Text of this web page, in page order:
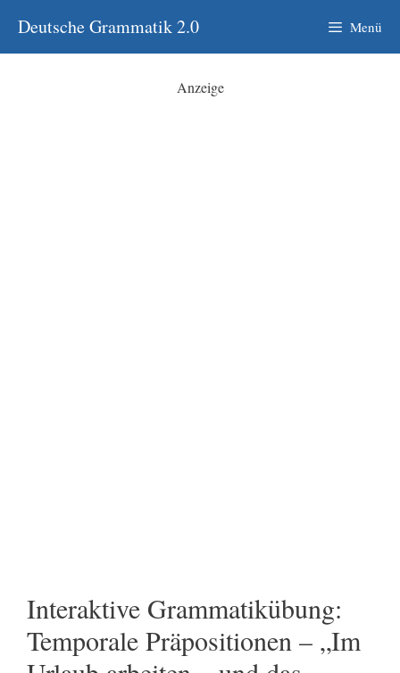
Inhalt
springen
Deutsche Grammatik 2.0 Menü
Anzeige
Interaktive Grammatikübung:
Temporale Präpositionen – „Im